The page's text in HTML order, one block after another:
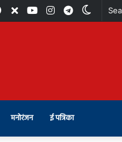
Switch
Telegram
Instagram
Youtube
X
Facebook
मनोरंजन ई पत्रिका